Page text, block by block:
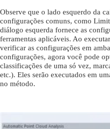
Observe que o lado esquerdo da
configurações comuns, como
diálogo esquerda fornece as
ferramentas aplicáveis. Ao
verificar as configurações em
configurações, agora você pode
classificações de uma só vez,
etc.). Eles serão executados em
no método.